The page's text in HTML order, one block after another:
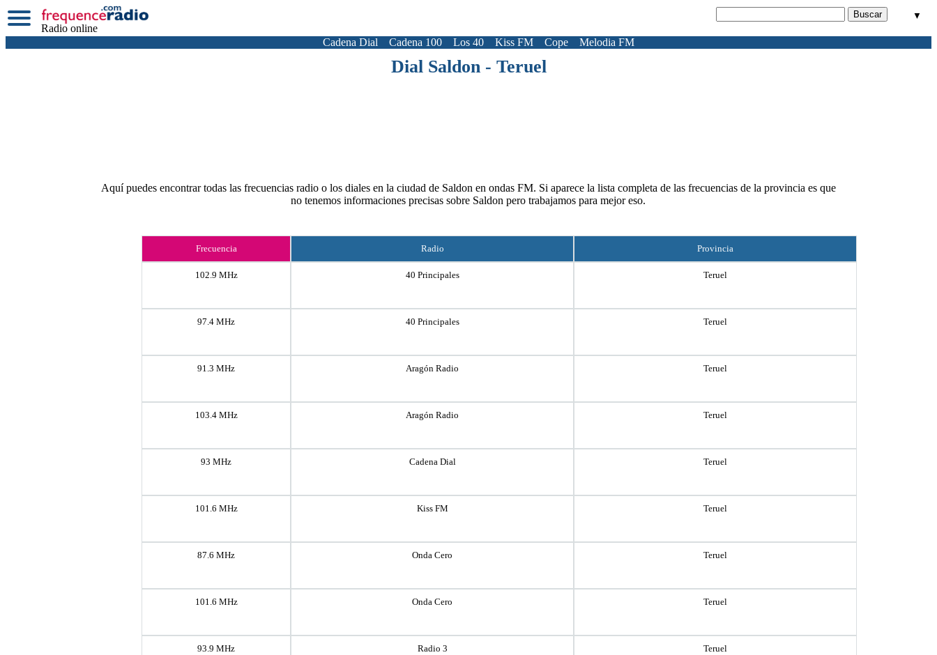
Radio online
▼
Cadena Dial Cadena 100 Los 40 Kiss FM Cope Melodia FM
Dial Saldon - Teruel
Aquí puedes encontrar todas las frecuencias radio o los diales en la ciudad de Saldon en ondas FM. Si aparece la lista completa de las frecuencias de la provincia es que
no tenemos informaciones precisas sobre Saldon pero trabajamos para mejor eso.
Frecuencia Radio Provincia
102.9 MHz 40 Principales Teruel
97.4 MHz 40 Principales Teruel
91.3 MHz Aragón Radio Teruel
103.4 MHz Aragón Radio Teruel
93 MHz Cadena Dial Teruel
101.6 MHz Kiss FM Teruel
87.6 MHz Onda Cero Teruel
101.6 MHz Onda Cero Teruel
93.9 MHz Radio 3 Teruel